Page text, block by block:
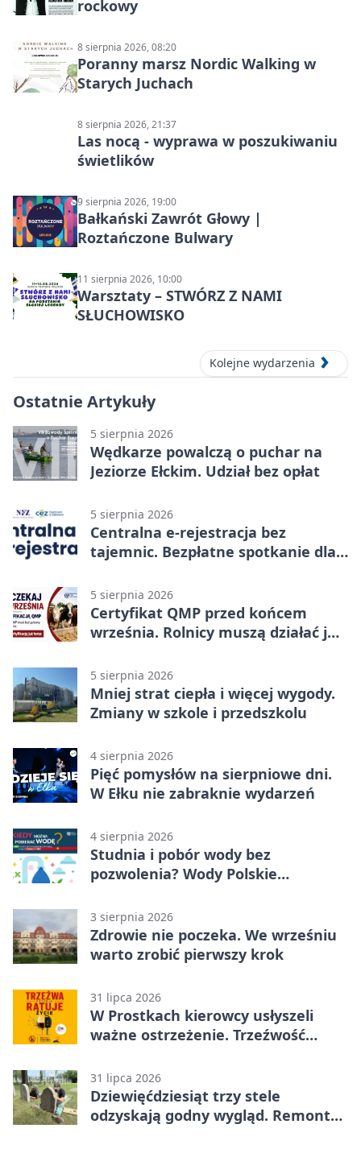
rockowy
8 sierpnia 2026, 08:20
Poranny marsz Nordic Walking w
Starych Juchach
8 sierpnia 2026, 21:37
Las nocą - wyprawa w poszukiwaniu
świetlików
9 sierpnia 2026, 19:00
Bałkański Zawrót Głowy |
Roztańczone Bulwary
11 sierpnia 2026, 10:00
Warsztaty – STWÓRZ Z NAMI
SŁUCHOWISKO
Kolejne wydarzenia
Ostatnie Artykuły
5 sierpnia 2026
Wędkarze powalczą o puchar na
Jeziorze Ełckim. Udział bez opłat
5 sierpnia 2026
Centralna e-rejestracja bez
tajemnic. Bezpłatne spotkanie dla
5 sierpnia 2026
Certyfikat QMP przed końcem
września. Rolnicy muszą działać już
5 sierpnia 2026
Mniej strat ciepła i więcej wygody.
Zmiany w szkole i przedszkolu
4 sierpnia 2026
Pięć pomysłów na sierpniowe dni.
W Ełku nie zabraknie wydarzeń
4 sierpnia 2026
Studnia i pobór wody bez
pozwolenia? Wody Polskie
3 sierpnia 2026
Zdrowie nie poczeka. We wrześniu
warto zrobić pierwszy krok
31 lipca 2026
W Prostkach kierowcy usłyszeli
ważne ostrzeżenie. Trzeźwość
31 lipca 2026
Dziewięćdziesiąt trzy stele
odzyskają godny wygląd. Remont